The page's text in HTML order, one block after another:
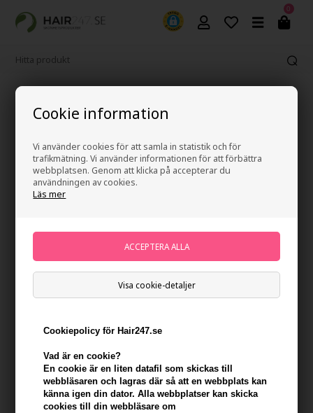
Cookie information
Vi använder cookies för att samla in statistik och för
trafikmätning. Vi använder informationen för att förbättra
webbplatsen. Genom att klicka på accepterar du
användningen av cookies.
Läs mer
Visa cookie-detaljer
Cookiepolicy för Hair247.se
Vad är en cookie?
En cookie är en liten datafil som skickas till
webbläsaren och lagras där så att en webbplats kan
känna igen din dator. Alla webbplatser kan skicka
cookies till din webbläsare om
0